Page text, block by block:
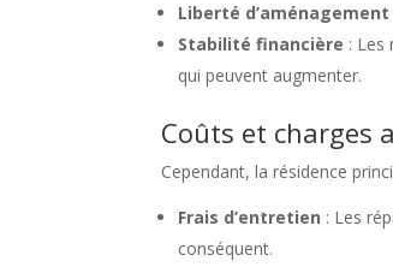
Liberté d’aménagement
Stabilité financière : Les
qui peuvent augmenter.
Coûts et charges
Cependant, la résidence
Frais d’entretien : Les
conséquent.